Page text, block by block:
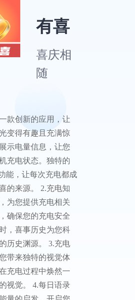
有喜
喜庆相
随
款创新的应用，让
变得有趣且充满惊
示电量信息，让您
充电状态。独特的
能，让每次充电都成
的来源。 2.充电知
为您提供充电相关
确保您的充电安全
，喜事历史为您科
历史渊源。 3.充电
带来独特的视觉体
充电过程中焕然一
视觉。 4.每日语录